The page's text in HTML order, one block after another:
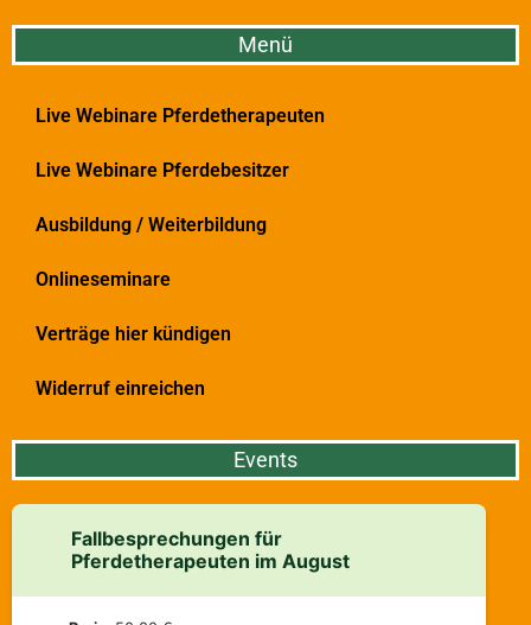
Menü
Live Webinare Pferdetherapeuten
Live Webinare Pferdebesitzer
Ausbildung / Weiterbildung
Onlineseminare
Verträge hier kündigen
Widerruf einreichen
Events
Fallbesprechungen für
Pferdetherapeuten im August